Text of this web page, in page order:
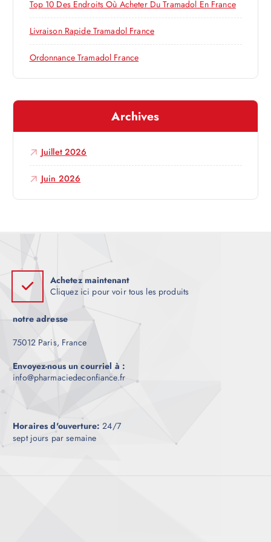
r
t
i
l
e
Top 10 Des Endroits Où Acheter Du Tramadol En France
Livraison Rapide Tramadol France
Ordonnance Tramadol France
Archives
Juillet 2026
Juin 2026
Achetez maintenant
Cliquez ici pour voir tous les produits
notre adresse
75012 Paris, France
Envoyez-nous un courriel à :
info@pharmaciedeconfiance.fr
Horaires d'ouverture: 24/7
sept jours par semaine